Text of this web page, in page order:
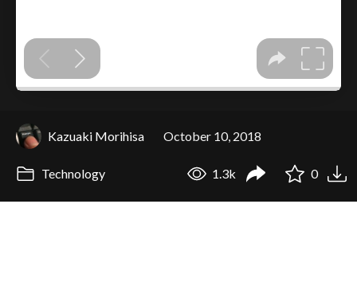
Kazuaki Morihisa October 10, 2018
Technology 1.3k 0